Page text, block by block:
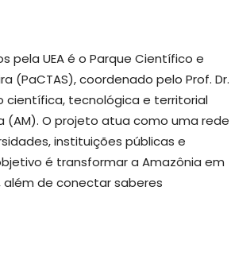
UEA é o Parque Científico e
(PaCTAS), coordenado pelo Prof. Dr.
científica, tecnológica e territorial
(AM). O projeto atua como uma rede
instituições públicas e
é transformar a Amazônia em
de conectar saberes